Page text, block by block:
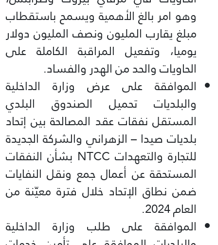
وهو امر بالغ الأهمية ويسمح باستقطاب
مبلغ يقارب المليون ونصف المليون دولار
يوميا، وتفعيل المراقبة الكاملة على
الحاويات والحد من الهدر والفساد.
الموافقة على عرض وزارة الداخلية
والبلديات تحميل الصندوق البلدي
المستقل نفقات عقد المصالحة بين إتحاد
بلديات صيدا – الزهراني والشركة الجديدة
للتجارة والتعهدات NTCC بشأن النفقات
المستحقة عن أعمال جمع ونقل النفايات
ضمن نطاق الإتحاد خلال فترة معيّنة من
العام 2024.
الموافقة على طلب وزارة الداخلية